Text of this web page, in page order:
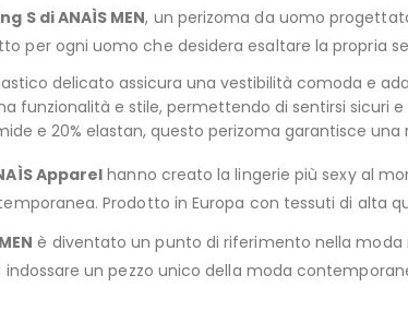
S di ANAÌS MEN, un perizoma da uomo
per ogni uomo che desidera esaltare la propria
delicato assicura una vestibilità comoda e
funzionalità e stile, permettendo di sentirsi sicuri
e 20% elastan, questo perizoma garantisce
Apparel hanno creato la lingerie più sexy al
Prodotto in Europa con tessuti di alta
è diventato un punto di riferimento nella moda
un pezzo unico della moda